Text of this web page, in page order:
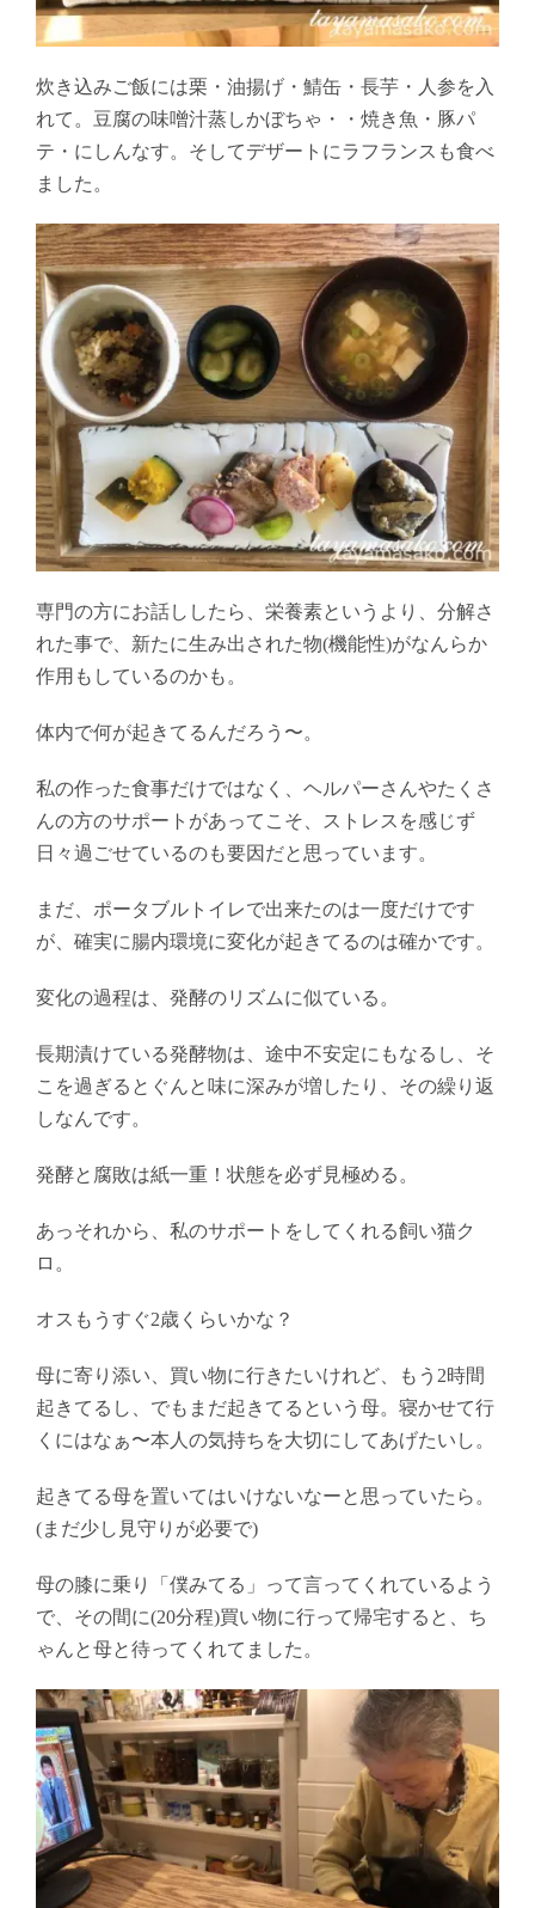
炊き込みご飯には栗・油揚げ・鯖缶・長芋・人参を入
れて。豆腐の味噌汁蒸しかぼちゃ・・焼き魚・豚パ
テ・にしんなす。そしてデザートにラフランスも食べ
ました。
専門の方にお話ししたら、栄養素というより、分解さ
れた事で、新たに生み出された物(機能性)がなんらか
作用もしているのかも。
体内で何が起きてるんだろう〜。
私の作った食事だけではなく、ヘルパーさんやたくさ
んの方のサポートがあってこそ、ストレスを感じず
日々過ごせているのも要因だと思っています。
まだ、ポータブルトイレで出来たのは一度だけです
が、確実に腸内環境に変化が起きてるのは確かです。
変化の過程は、発酵のリズムに似ている。
長期漬けている発酵物は、途中不安定にもなるし、そ
こを過ぎるとぐんと味に深みが増したり、その繰り返
しなんです。
発酵と腐敗は紙一重！状態を必ず見極める。
あっそれから、私のサポートをしてくれる飼い猫ク
ロ。
オスもうすぐ2歳くらいかな？
母に寄り添い、買い物に行きたいけれど、もう2時間
起きてるし、でもまだ起きてるという母。寝かせて行
くにはなぁ〜本人の気持ちを大切にしてあげたいし。
起きてる母を置いてはいけないなーと思っていたら。
(まだ少し見守りが必要で)
母の膝に乗り「僕みてる」って言ってくれているよう
で、その間に(20分程)買い物に行って帰宅すると、ち
ゃんと母と待ってくれてました。